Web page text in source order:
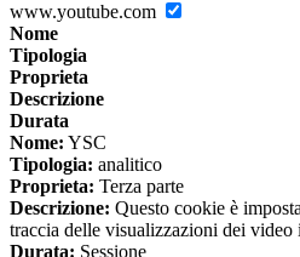
www.youtube.com
Nome
Tipologia
Proprieta
Descrizione
Durata
Nome: YSC
Tipologia: analitico
Proprieta: Terza parte
Descrizione: Questo cookie è
traccia delle visualizzazioni dei video
Durata: Sessione